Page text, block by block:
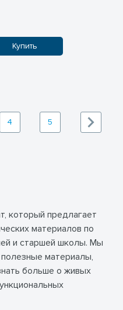
Купить
4 5
который предлагает
материалов по
и старшей школы. Мы
материалы,
больше о живых